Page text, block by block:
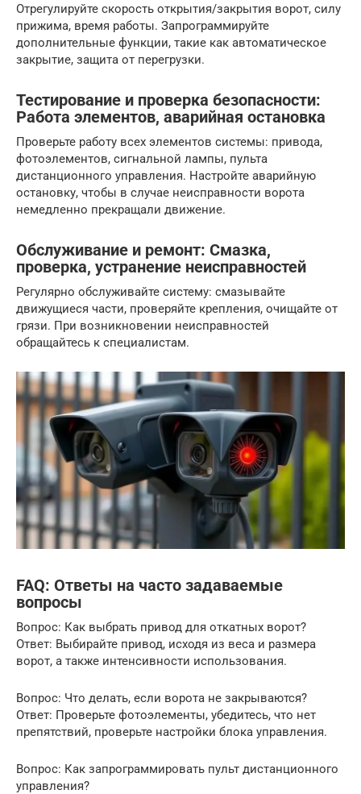
Отрегулируйте скорость открытия/закрытия ворот, силу
прижима, время работы. Запрограммируйте
дополнительные функции, такие как автоматическое
закрытие, защита от перегрузки.
Тестирование и проверка безопасности:
Работа элементов, аварийная остановка
Проверьте работу всех элементов системы: привода,
фотоэлементов, сигнальной лампы, пульта
дистанционного управления. Настройте аварийную
остановку, чтобы в случае неисправности ворота
немедленно прекращали движение.
Обслуживание и ремонт: Смазка,
проверка, устранение неисправностей
Регулярно обслуживайте систему: смазывайте
движущиеся части, проверяйте крепления, очищайте от
грязи. При возникновении неисправностей
обращайтесь к специалистам.
FAQ: Ответы на часто задаваемые
вопросы
Вопрос: Как выбрать привод для откатных ворот?
Ответ: Выбирайте привод, исходя из веса и размера
ворот, а также интенсивности использования.
Вопрос: Что делать, если ворота не закрываются?
Ответ: Проверьте фотоэлементы, убедитесь, что нет
препятствий, проверьте настройки блока управления.
Вопрос: Как запрограммировать пульт дистанционного
управления?